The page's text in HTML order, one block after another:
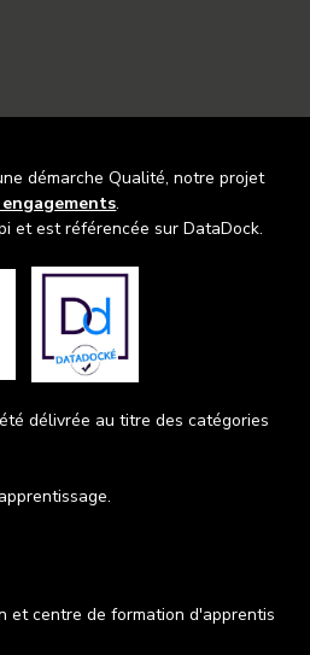
démarche Qualité, notre projet
engagements.
et est référencée sur DataDock.
délivrée au titre des catégories
et centre de formation d'apprentis